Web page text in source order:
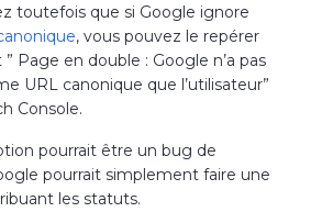
toutefois que si Google ignore
, vous pouvez le repérer
” Page en double : Google n’a pas
URL canonique que l’utilisateur”
Console.
pourrait être un bug de
pourrait simplement faire une
les statuts.